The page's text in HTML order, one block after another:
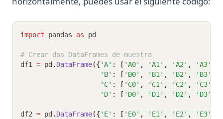
import pandas as pd
# Crear dos DataFrames de muestra
df1 = pd . DataFrame({ 'A' : [ 'A0' , 'A1' , 'A2' , 'A3'
'B' : [ 'B0' , 'B1' , 'B2' , 'B3'
'C' : [ 'C0' , 'C1' , 'C2' , 'C3'
'D' : [ 'D0' , 'D1' , 'D2' , 'D3'
df2 = pd . DataFrame({ 'E' : [ 'E0' , 'E1' , 'E2' , 'E3'